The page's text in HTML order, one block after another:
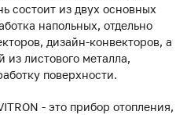
состоит из двух основных
напольных, отдельно
дизайн-конвекторов, а
из листового металла,
поверхности.
- это прибор отопления,